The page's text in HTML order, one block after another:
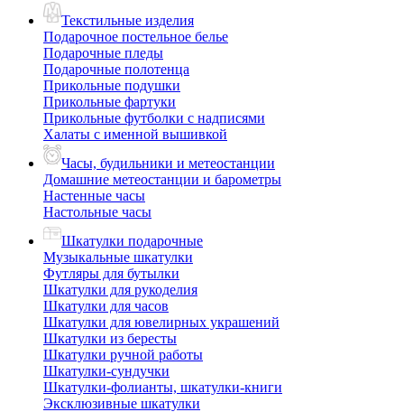
Текстильные изделия
Подарочное постельное белье
Подарочные пледы
Подарочные полотенца
Прикольные подушки
Прикольные фартуки
Прикольные футболки с надписями
Халаты с именной вышивкой
Часы, будильники и метеостанции
Домашние метеостанции и барометры
Настенные часы
Настольные часы
Шкатулки подарочные
Музыкальные шкатулки
Футляры для бутылки
Шкатулки для рукоделия
Шкатулки для часов
Шкатулки для ювелирных украшений
Шкатулки из бересты
Шкатулки ручной работы
Шкатулки-сундучки
Шкатулки-фолианты, шкатулки-книги
Эксклюзивные шкатулки